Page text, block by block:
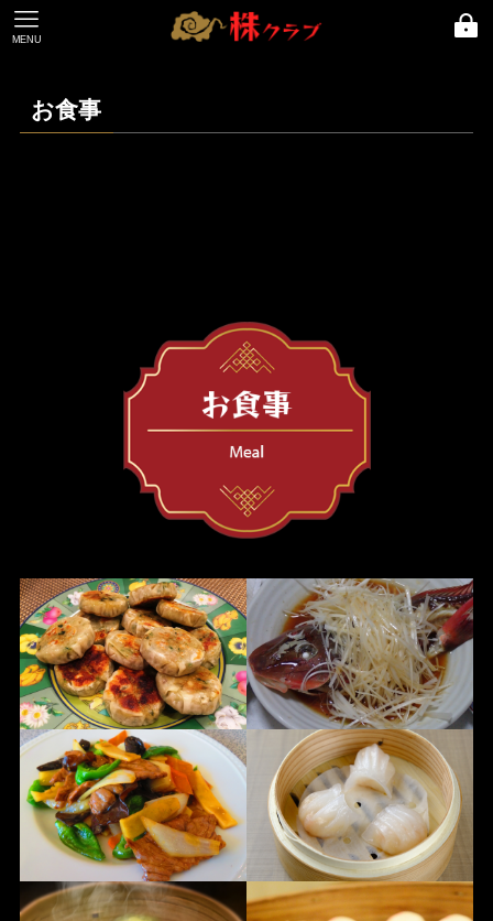
MENU
お食事